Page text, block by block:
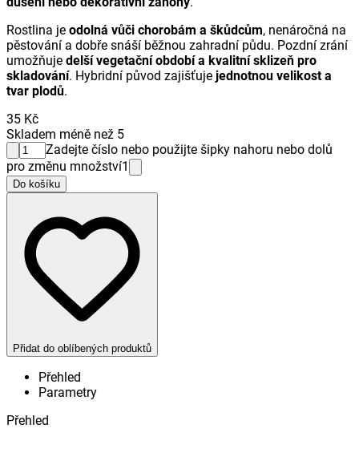
Rostlina je odolná vůči chorobám a škůdcům, nenáročná na
pěstování a dobře snáší běžnou zahradní půdu. Pozdní zrání
umožňuje delší vegetační období a kvalitní sklizeň pro
skladování. Hybridní původ zajišťuje jednotnou velikost a
tvar plodů.
35 Kč
Skladem méně než 5
Zadejte číslo nebo použijte šipky nahoru nebo dolů
pro změnu množství1
Do košíku
Přidat do oblíbených produktů
Přehled
Parametry
Přehled